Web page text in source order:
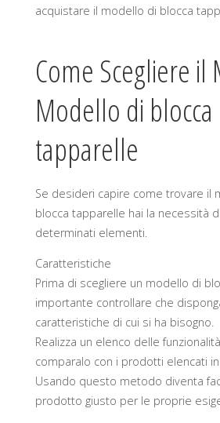
acquistare il modello di blocca
Come Scegliere il
Modello di blocca
tapparelle
Se desideri capire come trovare il
blocca tapparelle hai la necessità
determinati elementi.
Caratteristiche
Prima di scegliere un modello di
importante controllare che
caratteristiche di cui si ha bisogno.
Realizza un elenco delle
comparalo con i prodotti elencati
Usando questo metodo diventa
prodotto giusto per le proprie